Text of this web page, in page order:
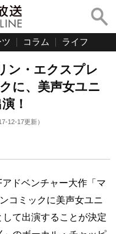
コラム ライフ
ン・エクスプレ
に、美声女ユニ
！
12-17更新）
ドベンチャー大作「マ
コミックに美声女ユニ
して出演することが決定